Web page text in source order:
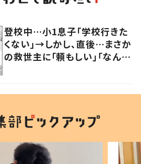
登校中…小1息子「学校行きた
くない」→しかし、直後…まさか
の救世主に「頼もしい」「なんと